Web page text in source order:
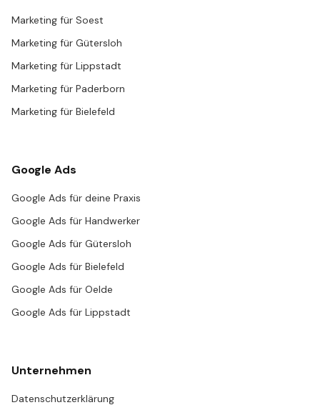
Marketing für Soest
Marketing für Gütersloh
Marketing für Lippstadt
Marketing für Paderborn
Marketing für Bielefeld
Google Ads
Google Ads für deine Praxis
Google Ads für Handwerker
Google Ads für Gütersloh
Google Ads für Bielefeld
Google Ads für Oelde
Google Ads für Lippstadt
Unternehmen
Datenschutzerklärung